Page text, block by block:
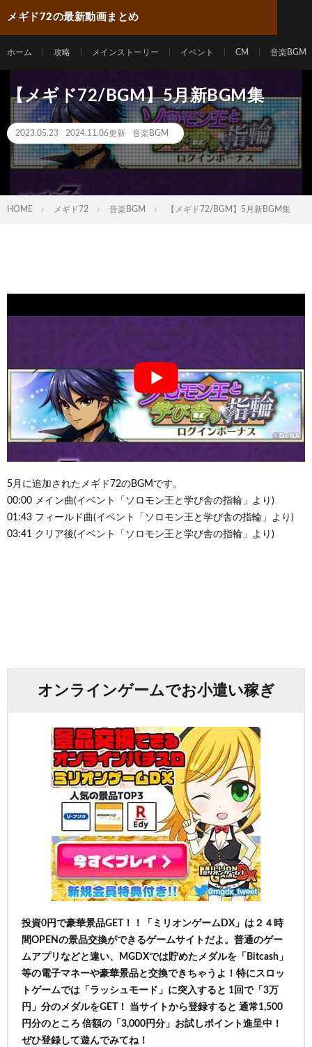
メギド72の最新動画まとめ
ホーム 攻略 メインストーリー イベント CM 音楽BGM
【メギド72/BGM】5月新BGM集
2023.05.23 2024.11.06更新 音楽BGM
HOME メギド72 音楽BGM 【メギド72/BGM】5月新BGM集
5月に追加されたメギド72のBGMです。
00:00 メイン曲(イベント「ソロモン王と学び舎の指輪」より)
01:43 フィールド曲(イベント「ソロモン王と学び舎の指輪」より)
03:41 クリア後(イベント「ソロモン王と学び舎の指輪」より)
オンラインゲームでお小遣い稼ぎ
投資0円で豪華景品GET！！「ミリオンゲームDX」は２４時
間OPENの景品交換ができるゲームサイトだよ。普通のゲー
ムアプリなどと違い、MGDXでは貯めたメダルを「Bitcash」
等の電子マネーや豪華景品と交換できちゃうよ！特にスロッ
トゲームでは「ラッシュモード」に突入すると 1回で「3万
円」分のメダルをGET！ 当サイトから登録すると 通常1,500
円分のところ 倍額の「3,000円分」お試しポイント進呈中！
ぜひ登録して遊んでみてね！